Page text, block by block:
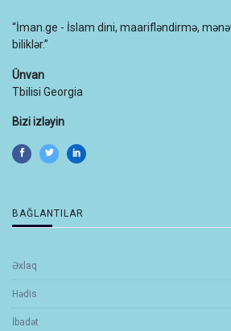
“İman.ge - İslam dini, maarifləndirmə,
biliklər.”
Ünvan
Tbilisi Georgia
Bizi izləyin
BAĞLANTILAR
Əxlaq
Hədis
İbadət